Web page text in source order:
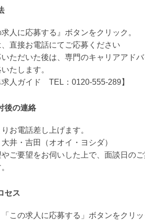
求人に応募する』ボタンをクリック。
、直接お電話にてご応募ください
いただいた後は、専門のキャリアアド
たします。
求人ガイド TEL：0120-555-289】
後の連絡
お電話差し上げます。
井・吉田（オオイ・ヨシダ）
やご要望をお伺いした上で、面談日の
セス
「この求人に応募する」ボタンをクリ